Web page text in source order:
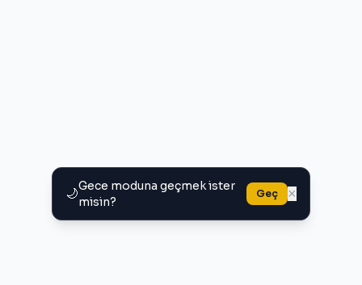
🌙Gece moduna geçmek ister
misin?
Geç ×